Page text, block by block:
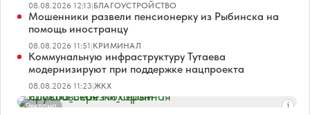
08.08.2026 12:13|БЛАГОУСТРОЙСТВО
Мошенники развели пенсионерку из Рыбинска на
помощь иностранцу
08.08.2026 11:51|КРИМИНАЛ
Коммунальную инфраструктуру Тутаева
модернизируют при поддержке нацпроекта
08.08.2026 11:23|ЖКХ
Реклама